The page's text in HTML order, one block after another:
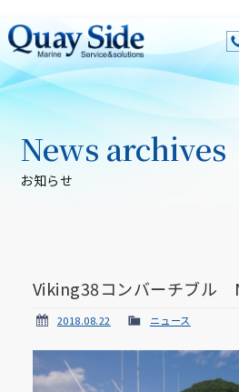
お知らせ
News archives
Viking38コンバーチブル
2018.08.22 ニュース